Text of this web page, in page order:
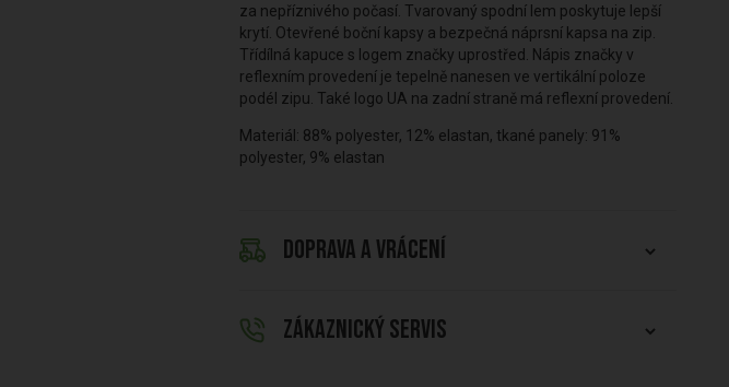
za nepříznivého počasí. Tvarovaný spodní lem poskytuje lepší
krytí. Otevřené boční kapsy a bezpečná náprsní kapsa na zip.
Třídílná kapuce s logem značky uprostřed. Nápis značky v
reflexním provedení je tepelně nanesen ve vertikální poloze
podél zipu. Také logo UA na zadní straně má reflexní provedení.
Materiál: 88% polyester, 12% elastan, tkané panely: 91%
polyester, 9% elastan
DOPRAVA A VRÁCENÍ
ZÁKAZNICKÝ SERVIS